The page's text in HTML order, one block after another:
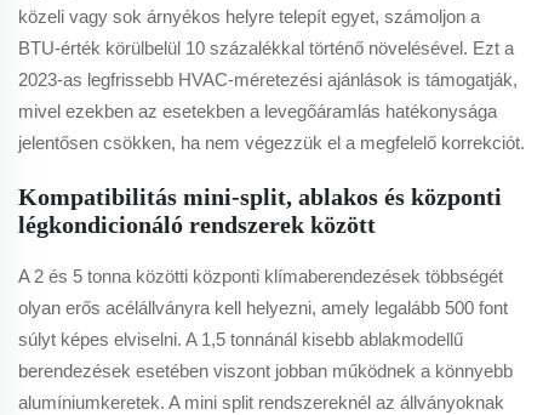
közeli vagy sok árnyékos helyre telepít egyet, számoljon a
BTU-érték körülbelül 10 százalékkal történő növelésével. Ezt a
2023-as legfrissebb HVAC-méretezési ajánlások is támogatják,
mivel ezekben az esetekben a levegőáramlás hatékonysága
jelentősen csökken, ha nem végezzük el a megfelelő korrekciót.
Kompatibilitás mini-split, ablakos és központi
légkondicionáló rendszerek között
A 2 és 5 tonna közötti központi klímaberendezések többségét
olyan erős acélállványra kell helyezni, amely legalább 500 font
súlyt képes elviselni. A 1,5 tonnánál kisebb ablakmodellű
berendezések esetében viszont jobban működnek a könnyebb
alumíniumkeretek. A mini split rendszereknél az állványoknak